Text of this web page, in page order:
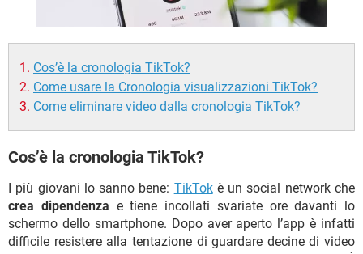
Cos’è la cronologia TikTok?
Come usare la Cronologia visualizzazioni TikTok?
Come eliminare video dalla cronologia TikTok?
Cos’è la cronologia TikTok?
I più giovani lo sanno bene: TikTokè un social network che
crea dipendenza e tiene incollati svariate ore davanti lo
schermo dello smartphone. Dopo aver aperto l’app è infatti
difficile resistere alla tentazione di guardare decine di video